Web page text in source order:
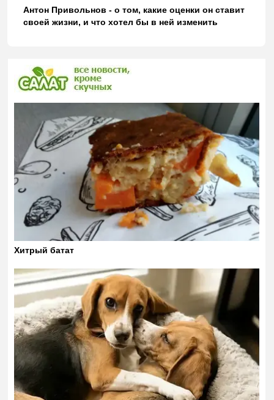
Антон Привольнов - о том, какие оценки он ставит
своей жизни, и что хотел бы в ней изменить